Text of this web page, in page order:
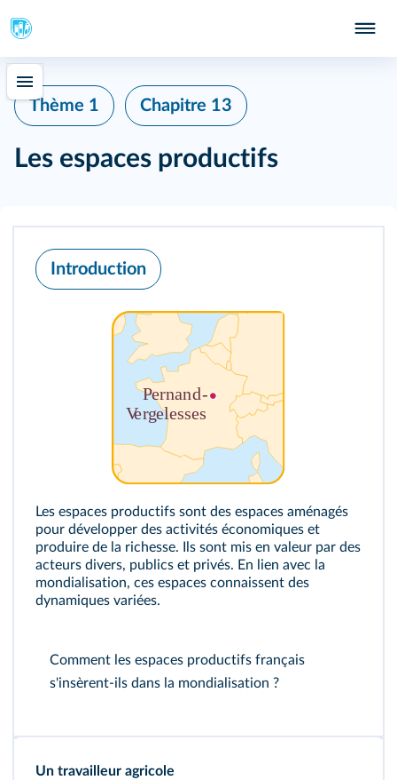
Thème 1 Chapitre 13
Les espaces productifs
Introduction
Les espaces productifs sont des espaces aménagés
pour développer des activités économiques et
produire de la richesse. Ils sont mis en valeur par des
acteurs divers, publics et privés. En lien avec la
mondialisation, ces espaces connaissent des
dynamiques variées.
Comment les espaces productifs français
s'insèrent-ils dans la mondialisation ?
Un travailleur agricole